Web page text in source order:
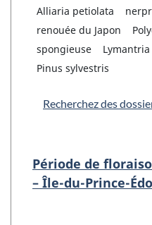
Alliaria petiolata
renouée du Japon
spongieuse
Pinus sylvestris
Recherchez des
Période de
– Île-du-Prince-